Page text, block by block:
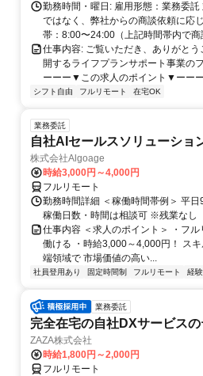
勤務時間・曜日: 雇用形態：業務委
ではなく、弊社からの商談依頼に応
帯：8:00〜24:00（上記時間帯内で商
仕事内容: ご覧いただき、ありがと
開するライフプランサポート事業の
ーーー▼この求人のポイント▼ーー
シフト自由 フルリモート 在宅OK
業務委託
自社AIセールスソリューショ
株式会社Algoage
時給3,000円～4,000円
フルリモート
勤務時間詳細 ＜稼働時間帯例＞ 平
稼働日数・時間は相談可 ※残業なし
仕事内容 ＜求人のポイント＞ ・フ
働ける ・時給3,000～4,000円！ ス
端領域で 市場価値の高い...
社員登用あり 固定時間制 フルリモート 経
業務委託
完全在宅の自社DXサービス
ZAZA株式会社
時給1,800円～2,000円
フルリモート